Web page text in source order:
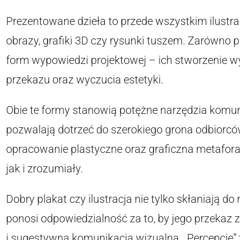
Prezentowane dzieła to przede wszystkim
obrazy, grafiki 3D czy rysunki tuszem. Zarówno
form wypowiedzi projektowej – ich stworzenie
przekazu oraz wyczucia estetyki.
Obie te formy stanowią potężne narzędzia
pozwalają dotrzeć do szerokiego grona
opracowanie plastyczne oraz graficzna
jak i zrozumiały.
Dobry plakat czy ilustracja nie tylko skłaniają
ponosi odpowiedzialność za to, by jego przekaz